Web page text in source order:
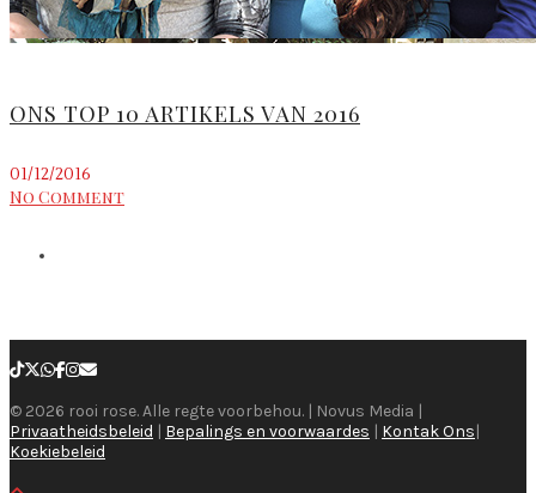
ONS TOP 10 ARTIKELS VAN 2016
01/12/2016
No Comment
© 2026 rooi rose. Alle regte voorbehou. | Novus Media |
Privaatheidsbeleid | Bepalings en voorwaardes | Kontak Ons|
Koekiebeleid